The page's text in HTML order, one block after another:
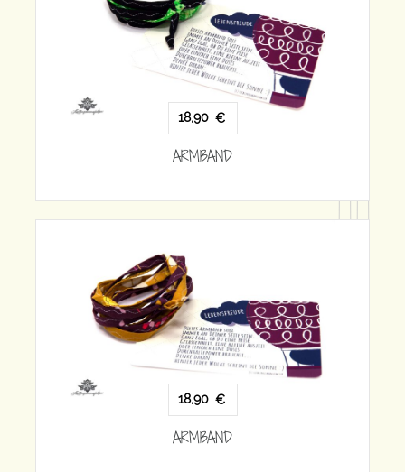
18,90
18,90